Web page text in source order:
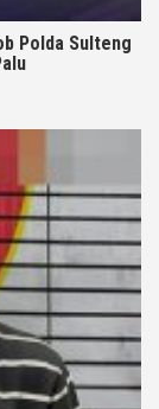
Polda Sulteng